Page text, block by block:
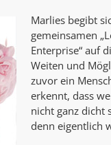
Marlies begibt
gemeinsamen
Enterprise“ auf
Weiten und
zuvor ein
erkennt, dass
nicht ganz dicht
denn eigentlich